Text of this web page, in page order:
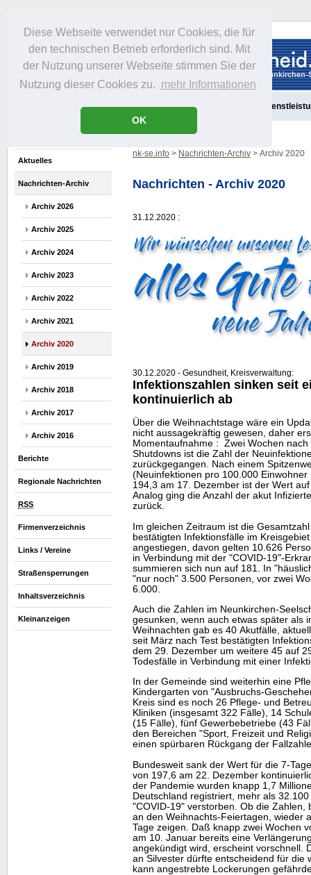
Diese Webseite verwendet nur Cookies, die für
den technischen Betrieb erforderlich sind. Mit
der Nutzung unserer Webseite stimmen Sie der
Nutzung dieser Cookies zu. mehr Informationen
OK
Portrait Freizeit Gastronomie
Aktuelles
Nachrichten-Archiv
Archiv 2026
Archiv 2025
Archiv 2024
Archiv 2023
Archiv 2022
Archiv 2021
Archiv 2020
Archiv 2019
Archiv 2018
Archiv 2017
Archiv 2016
Berichte
Regionale Nachrichten
RSS
Firmenverzeichnis
Links / Vereine
Straßensperrungen
Inhaltsverzeichnis
Kleinanzeigen
nk-se.info > Nachrichten-Archiv > Archiv 2020
Nachrichten - Archiv 2020
31.12.2020 :
30.12.2020 - Gesundheit, Kreisverwaltung:
Infektionszahlen sinken seit
kontinuierlich ab
Über die Weihnachtstage wäre ein
nicht aussagekräftig gewesen, daher
Momentaufnahme : Zwei Wochen
Shutdowns ist die Zahl der
zurückgegangen. Nach einem
(Neuinfektionen pro 100.000
194,3 am 17. Dezember ist der Wert
Analog ging die Anzahl der akut
zurück.
Im gleichen Zeitraum ist die
bestätigten Infektionsfälle im
angestiegen, davon gelten 10.626
in Verbindung mit der "COVID-19"-
summieren sich nun auf 181. In
"nur noch" 3.500 Personen, vor zwei
6.000.
Auch die Zahlen im Neunkirchen-
gesunken, wenn auch etwas später als
Weihnachten gab es 40 Akutfälle,
seit März nach Test bestätigten
dem 29. Dezember um weitere 45 auf
Todesfälle in Verbindung mit einer
In der Gemeinde sind weiterhin eine
Kindergarten von "Ausbruchs-
Kreis sind es noch 26 Pflege- und
Kliniken (insgesamt 322 Fälle), 14
(15 Fälle), fünf Gewerbebetriebe (43
den Bereichen "Sport, Freizeit und
einen spürbaren Rückgang der
Bundesweit sank der Wert für die 7-
von 197,6 am 22. Dezember
der Pandemie wurden knapp 1,7
Deutschland registriert, mehr als
"COVID-19" verstorben. Ob die Zahlen,
an den Weihnachts-Feiertagen, wieder
Tage zeigen. Daß knapp zwei Wochen
am 10. Januar bereits eine
angekündigt wird, erscheint vorschnell.
an Silvester dürfte entscheidend für die
kann angestrebte Lockerungen